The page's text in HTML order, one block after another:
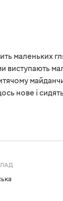
маленьких
нове і